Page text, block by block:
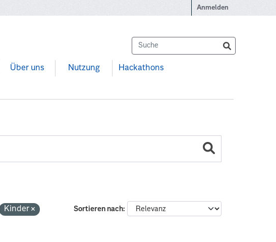
Anmelden
Über uns Nutzung Hackathons
Sortieren nach
Kinder